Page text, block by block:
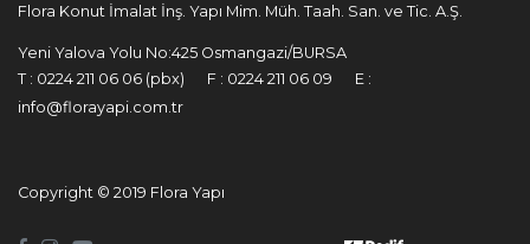
Flora Konut İmalat İnş. Yapı Mim. Müh. Taah. San. ve Tic. A.Ş.
Yeni Yalova Yolu No:425 Osmangazi/BURSA
T : 0224 211 06 06 (pbx) F : 0224 211 06 09
E :
info@florayapi.com.tr
Copyright © 2019 Flora Yapı